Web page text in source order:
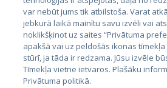
Lietuva
var nebūt jums tik atbilstoša. Varat
jebkurā laikā mainītu savu izvēli vai
noklikšķinot uz saites “Privātuma
apakšā vai uz peldošās ikonas
stūrī, ja tāda ir redzama. Jūsu izvēle
Tīmekļa vietne ietvaros. Plašāku
Privātuma politikā.